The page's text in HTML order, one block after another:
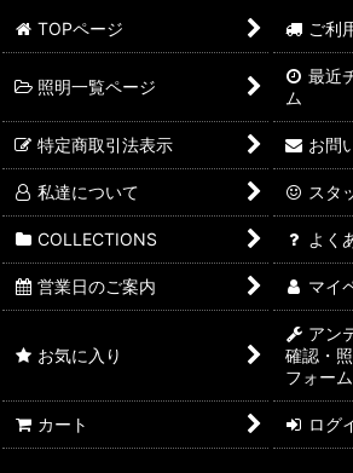
TOPページ ご利
照明一覧ページ
最近
ム
特定商取引法表示 お問
私達について スタ
COLLECTIONS よく
営業日のご案内 マイ
お気に入り
アン
確認・
フォーム
カート ログ